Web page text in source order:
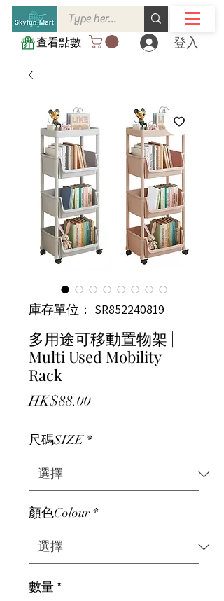
查看點數 登入
庫存單位： SR852240819
多用途可移動置物架 |
Multi Used Mobility
Rack|
HK$88.00價格
尺碼SIZE *
顏色Colour *
數量 *